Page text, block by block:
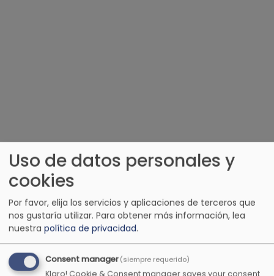
OTRAS EMISORAS DE COLOMBIA
Uso de datos personales y
cookies
Por favor, elija los servicios y aplicaciones de terceros que
nos gustaría utilizar. Para obtener más información, lea
nuestra política de privacidad.
Consent manager(siempre requerido)
Klaro! Cookie & Consent manager saves your consent